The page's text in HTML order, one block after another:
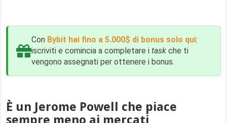
Con Bybit hai fino a 5.000$ di bonus solo qui:
iscriviti e comincia a completare itask che ti
vengono assegnati per ottenere i bonus.
È un Jerome Powell che piace
sempre meno ai mercati